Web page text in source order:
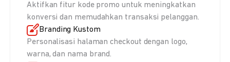
Aktifkan fitur kode promo untuk meningkatkan
konversi dan memudahkan transaksi pelanggan.
Branding Kustom
Personalisasi halaman checkout dengan logo,
warna, dan nama brand.